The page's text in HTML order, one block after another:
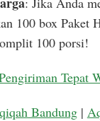
100 box Paket
100 porsi!
Tepat
Bandung|